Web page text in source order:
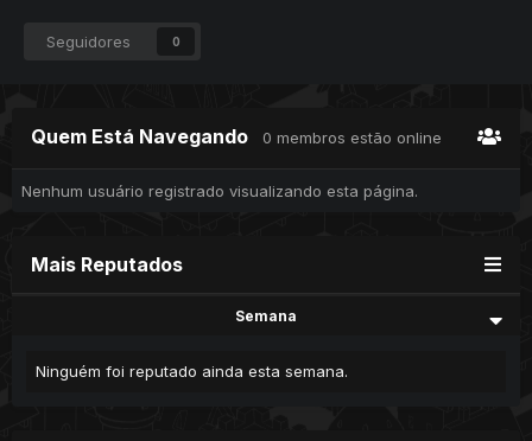
Seguidores 0
Quem Está Navegando 0 membros estão online
Nenhum usuário registrado visualizando esta página.
Mais Reputados
Semana
Ninguém foi reputado ainda esta semana.